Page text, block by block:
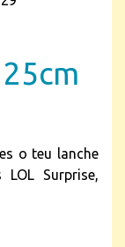
o teu lanche
Surprise,